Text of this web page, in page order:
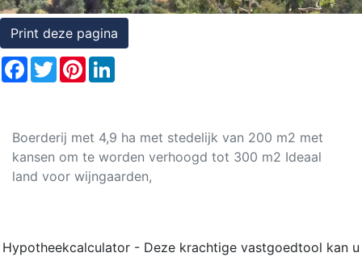
Rechten
op
onroerend
Print deze pagina
Facebook
TwitterPinterest
Boerderij met 4,9 ha met stedelijk van 200 m2 met
kansen om te worden verhoogd tot 300 m2 Ideaal
land voor wijngaarden,
Hypotheekcalculator - Deze krachtige vastgoedtool kan u